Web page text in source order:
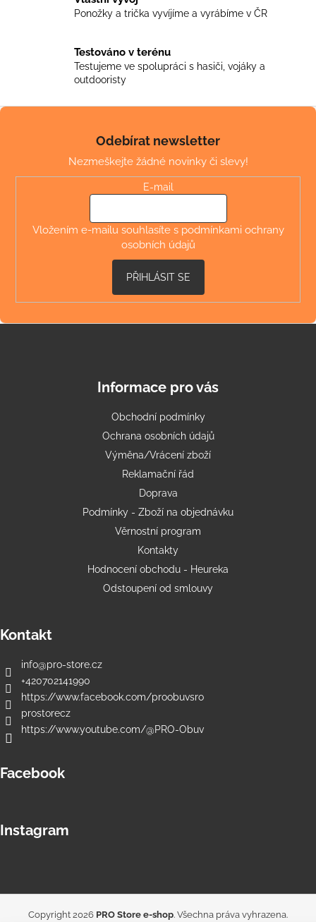
k
v
ý
Ponožky a trička vyvíjíme a vyrábíme v ČR
Testováno v terénu
Testujeme ve spolupráci s hasiči, vojáky a
outdooristy
Z
Odebírat newsletter
Nezmeškejte žádné novinky či slevy!
E-mail
Vložením e-mailu souhlasíte s podmínkami ochrany
osobních údajů
PŘIHLÁSIT SE
Informace pro vás
Obchodní podmínky
Ochrana osobních údajů
Výměna/Vrácení zboží
Reklamační řád
Doprava
Podmínky - Zboží na objednávku
Věrnostní program
Kontakty
Hodnocení obchodu - Heureka
Odstoupení od smlouvy
Kontakt
info@pro-store.cz
+420702141990
https://www.facebook.com/proobuvsro
prostorecz
https://www.youtube.com/@PRO-Obuv
Facebook
Instagram
Copyright 2026 PRO Store e-shop. Všechna práva vyhrazena.